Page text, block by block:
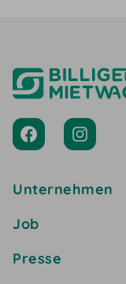
Unternehmen
Job
Presse